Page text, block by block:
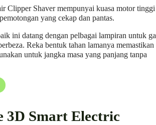
Clipper Shaver mempunyai kuasa motor tinggi
yang cekap dan pantas.
ini datang dengan pelbagai lampiran untuk
Reka bentuk tahan lamanya memastikan
untuk jangka masa yang panjang tanpa
3D Smart Electric